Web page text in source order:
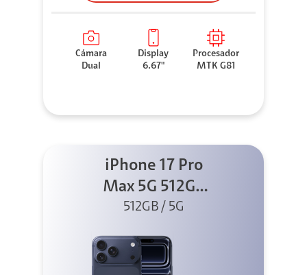
Cámara
Dual
Display
6.67"
Procesador
MTK G81
iPhone 17 Pro
Max 5G 512GB
Azul profundo
512GB / 5G